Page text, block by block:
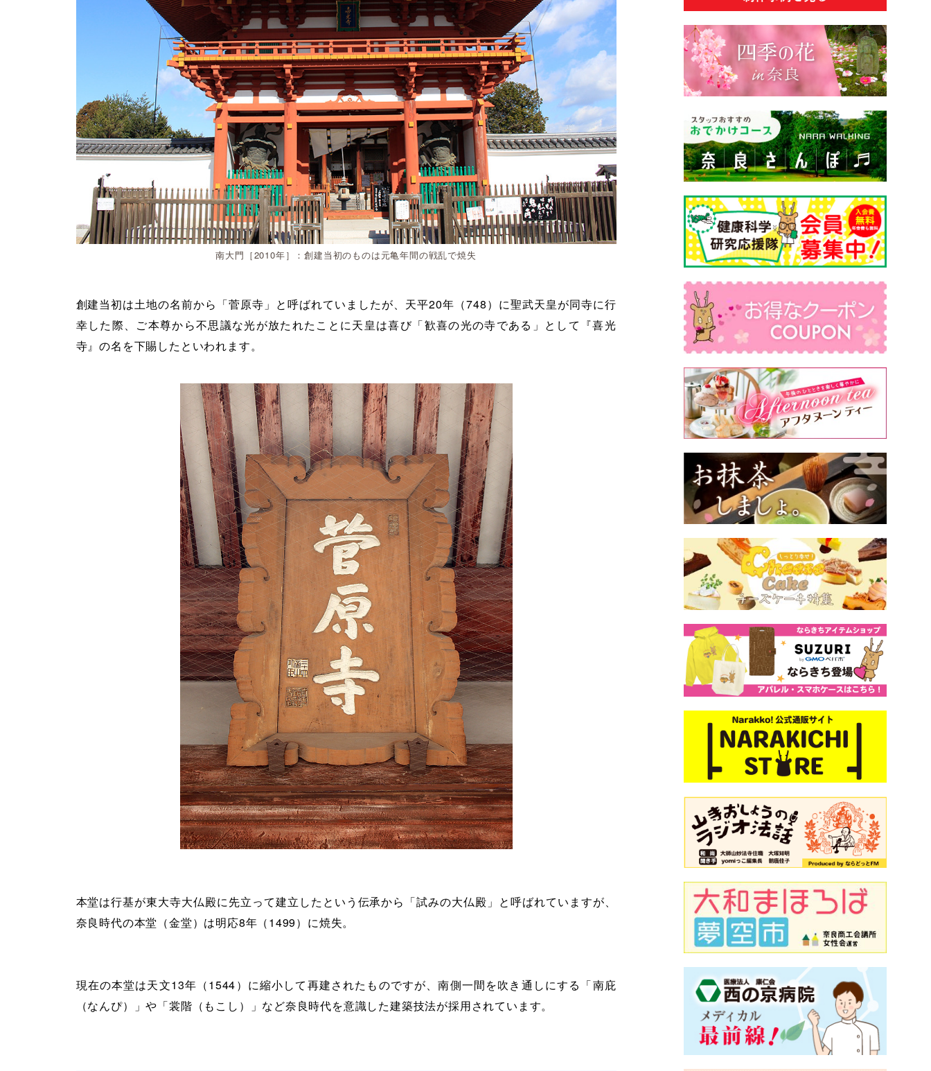
南大門［2010年］：創建当初のものは元亀年間の戦乱で焼失
創建当初は土地の名前から「菅原寺」と呼ばれていましたが、天平20年（748）に聖武天皇が同寺に行
幸した際、ご本尊から不思議な光が放たれたことに天皇は喜び「歓喜の光の寺である」として『喜光
寺』の名を下賜したといわれます。
本堂は行基が東大寺大仏殿に先立って建立したという伝承から「試みの大仏殿」と呼ばれていますが、
奈良時代の本堂（金堂）は明応8年（1499）に焼失。
現在の本堂は天文13年（1544）に縮小して再建されたものですが、南側一間を吹き通しにする「南庇
（なんぴ）」や「裳階（もこし）」など奈良時代を意識した建築技法が採用されています。